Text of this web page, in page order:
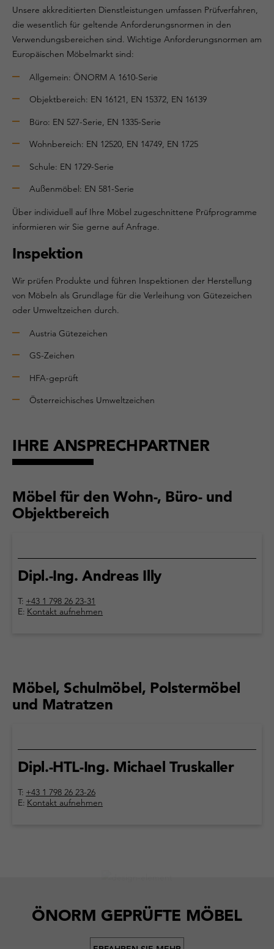
Unsere akkreditierten Dienstleistungen umfassen Prüfverfahren,
die wesentlich für geltende Anforderungsnormen in den
Verwendungsbereichen sind. Wichtige Anforderungsnormen am
Europäischen Möbelmarkt sind:
Allgemein: ÖNORM A 1610-Serie
Objektbereich: EN 16121, EN 15372, EN 16139
Büro: EN 527-Serie, EN 1335-Serie
Wohnbereich: EN 12520, EN 14749, EN 1725
Schule: EN 1729-Serie
Außenmöbel: EN 581-Serie
Über individuell auf Ihre Möbel zugeschnittene Prüfprogramme
informieren wir Sie gerne auf Anfrage.
Inspektion
Wir prüfen Produkte und führen Inspektionen der Herstellung
von Möbeln als Grundlage für die Verleihung von Gütezeichen
oder Umweltzeichen durch.
Austria Gütezeichen
GS-Zeichen
HFA-geprüft
Österreichisches Umweltzeichen
IHRE ANSPRECHPARTNER
Möbel für den Wohn-, Büro- und
Objektbereich
Dipl.-Ing. Andreas Illy
T: +43 1 798 26 23-31
E: Kontakt aufnehmen
Möbel, Schulmöbel, Polstermöbel
und Matratzen
Dipl.-HTL-Ing. Michael Truskaller
T: +43 1 798 26 23-26
E: Kontakt aufnehmen
ÖNORM GEPRÜFTE MÖBEL